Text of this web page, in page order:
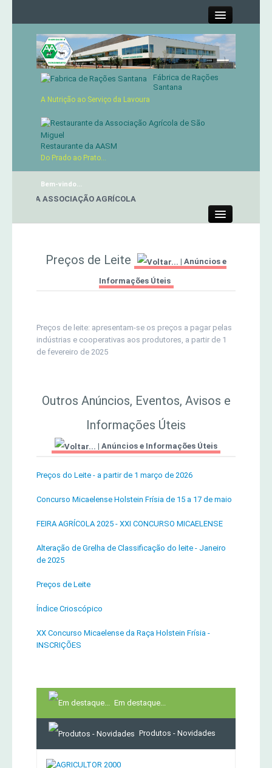
Contactos
Serviços
Concursos Micaelenses
Publicações AASM
Fábrica de Rações
Santana
A Nutrição ao Serviço da Lavoura
Restaurante da AASM
Do Prado ao Prato...
Bem-vindo...
DA ASSOCIAÇÃO AGRÍCOLA
MERCADO AGRÍCOLA DE SANTANA
Preços de Leite | Anúncios e
Informações Úteis
Preços de leite: apresentam-se os preços a pagar pelas
indústrias e cooperativas aos produtores, a partir de 1
de fevereiro de 2025
Outros Anúncios, Eventos, Avisos e
Informações Úteis
| Anúncios e Informações Úteis
Preços do Leite - a partir de 1 março de 2026
Concurso Micaelense Holstein Frísia de 15 a 17 de maio
FEIRA AGRÍCOLA 2025 - XXI CONCURSO MICAELENSE
Alteração de Grelha de Classificação do leite - Janeiro
de 2025
Preços de Leite
Índice Crioscópico
XX Concurso Micaelense da Raça Holstein Frísia -
INSCRIÇÕES
Em destaque...
Produtos - Novidades